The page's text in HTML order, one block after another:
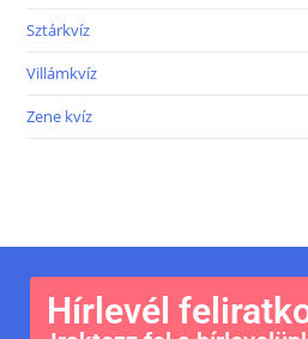
Sztárkvíz
Villámkvíz
Zene kvíz
Hírlevél